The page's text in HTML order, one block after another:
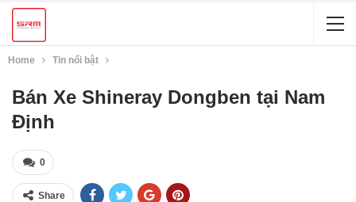
Home Tin nổi bật
Bán Xe Shineray Dongben tại Nam
Định
0
Share